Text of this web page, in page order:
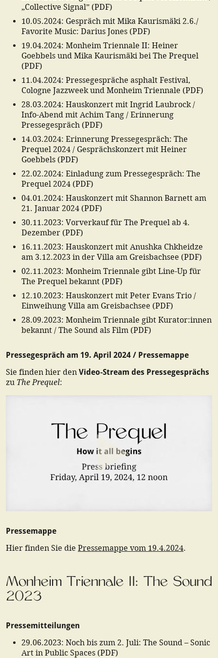
„Collective Signal” (PDF)
10.05.2024: Gespräch mit Mika Kaurismäki 2.6./
Favorite Music: Darius Jones (PDF)
19.04.2024: Monheim Triennale II: Heiner
Goebbels und Mika Kaurismäki bei The Prequel
(PDF)
11.04.2024: Pressegespräche asphalt Festival,
Cologne Jazzweek und Monheim Triennale (PDF)
28.03.2024: Hauskonzert mit Ingrid Laubrock /
Info-Abend mit Achim Tang / Erinnerung
Pressegespräch (PDF)
14.03.2024: Erinnerung Pressegespräch: The
Prequel 2024 / Gesprächskonzert mit Heiner
Goebbels (PDF)
22.02.2024: Einladung zum Pressegespräch: The
Prequel 2024 (PDF)
04.01.2024: Hauskonzert mit Shannon Barnett am
21. Januar 2024 (PDF)
30.11.2023: Vorverkauf für The Prequel ab 4.
Dezember (PDF)
16.11.2023: Hauskonzert mit Anushka Chkheidze
am 3.12.2023 in der Villa am Greisbachsee (PDF)
02.11.2023: Monheim Triennale gibt Line-Up für
The Prequel bekannt (PDF)
12.10.2023: Hauskonzert mit Peter Evans Trio /
Einweihung Villa am Greisbachsee (PDF)
28.09.2023: Monheim Triennale gibt Kurator:innen
bekannt / The Sound als Film (PDF)
Pressegespräch am 19. April 2024 / Pressemappe
Sie finden hier den Video-Stream des Pressegesprächs
zu The Prequel:
Pressemappe
Hier finden Sie die Pressemappe vom 19.4.2024.
Monheim Triennale II: The Sound
2023
Pressemitteilungen
29.06.2023: Noch bis zum 2. Juli: The Sound – Sonic
Art in Public Spaces (PDF)